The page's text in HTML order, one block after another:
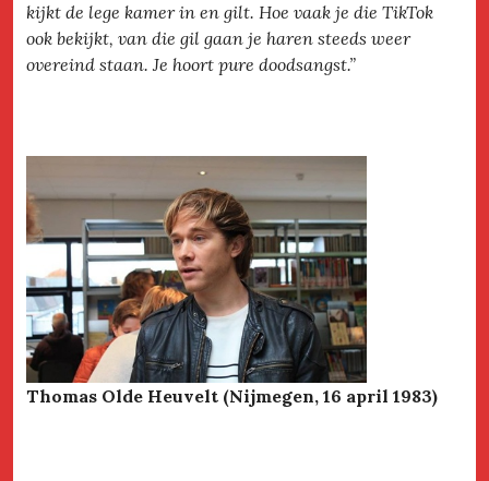
kijkt de lege kamer in en gilt. Hoe vaak je die TikTok
ook bekijkt, van die gil gaan je haren steeds weer
overeind staan. Je hoort pure doodsangst.”
Thomas Olde Heuvelt (Nijmegen, 16 april 1983)